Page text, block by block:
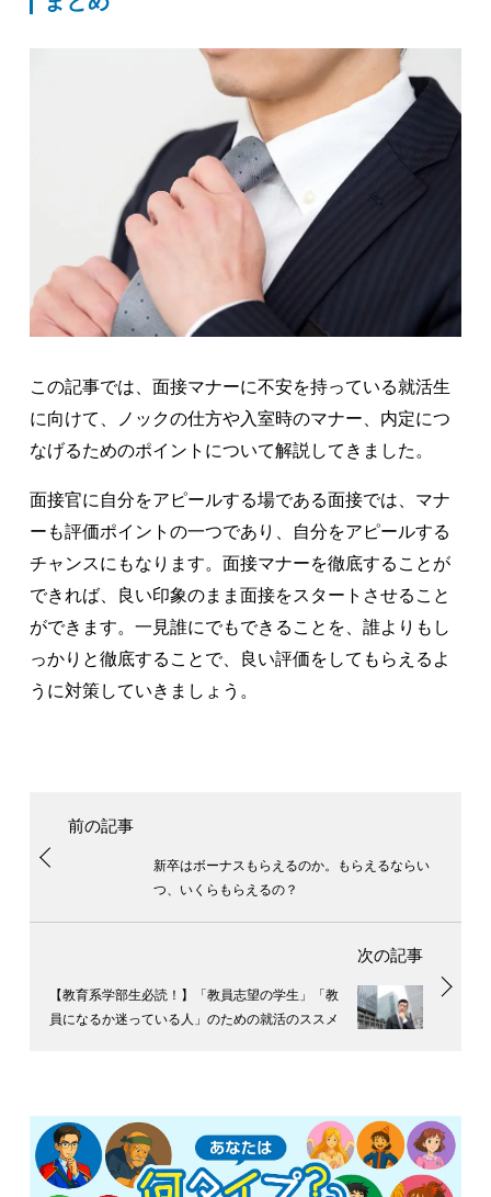
この記事では、面接マナーに不安を持っている就活生
に向けて、ノックの仕方や入室時のマナー、内定につ
なげるためのポイントについて解説してきました。
面接官に自分をアピールする場である面接では、マナ
ーも評価ポイントの一つであり、自分をアピールする
チャンスにもなります。面接マナーを徹底することが
できれば、良い印象のまま面接をスタートさせること
ができます。一見誰にでもできることを、誰よりもし
っかりと徹底することで、良い評価をしてもらえるよ
うに対策していきましょう。
新卒はボーナスもらえるのか。もらえるならい
つ、いくらもらえるの？
【教育系学部生必読！】「教員志望の学生」「教
員になるか迷っている人」のための就活のススメ